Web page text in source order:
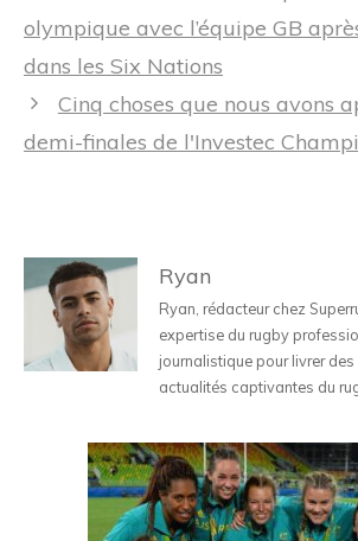
des
olympique avec l’équipe GB
dans les Six Nations
Cinq choses que nous avons
demi-finales de l'Investec
Ryan
Ryan, rédacteur chez
expertise du rugby
journalistique pour livrer
actualités captivantes du